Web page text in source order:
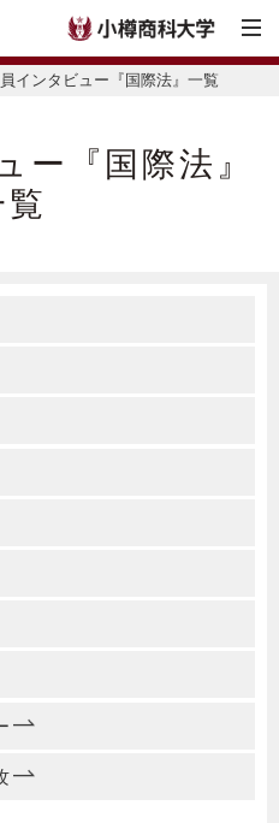
インタビュー『国際法』一覧
ー『国際法』
覧